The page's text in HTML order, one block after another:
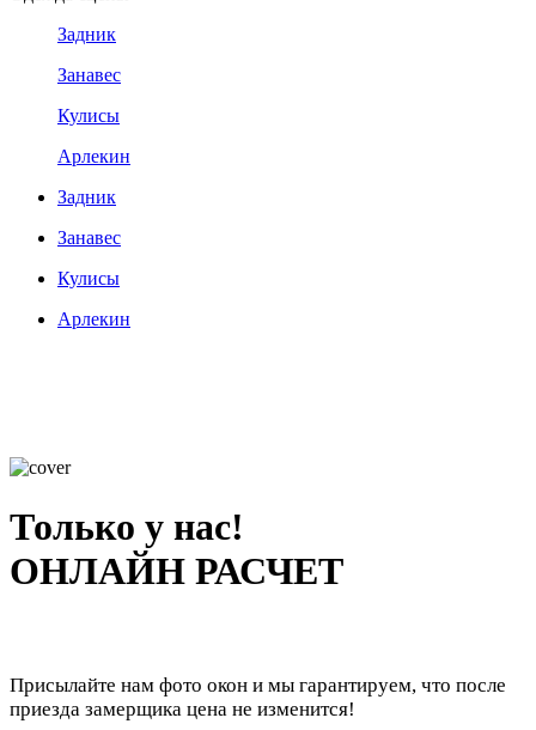
Задник
Занавес
Кулисы
Арлекин
Задник
Занавес
Кулисы
Арлекин
Только у нас!
ОНЛАЙН РАСЧЕТ
Присылайте нам фото окон и мы гарантируем, что после
приезда замерщика цена не изменится!